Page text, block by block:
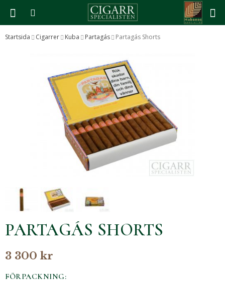
Startsida Cigarrer Kuba Partagás Partagás Shorts
PARTAGÁS SHORTS
3 300 kr
FÖRPACKNING: